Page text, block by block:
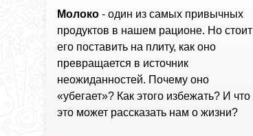
Молоко - один из самых привычных
продуктов в нашем рационе. Но стоит
его поставить на плиту, как оно
превращается в источник
неожиданностей. Почему оно
«убегает»? Как этого избежать? И что
это может рассказать нам о жизни?